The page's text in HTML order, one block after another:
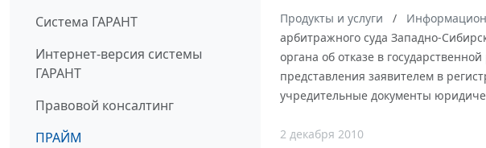
Система ГАРАНТ
Интернет-версия системы
ГАРАНТ
Правовой консалтинг
ПРАЙМ
Продукты и услуги
арбитражного суда Западно-
органа об отказе в
представления заявителем в
учредительные документы
2 декабря 2010